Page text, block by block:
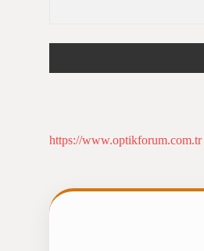
https://www.optikforum.com.tr